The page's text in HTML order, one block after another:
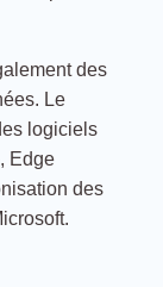
des
Le
logiciels
Edge
des